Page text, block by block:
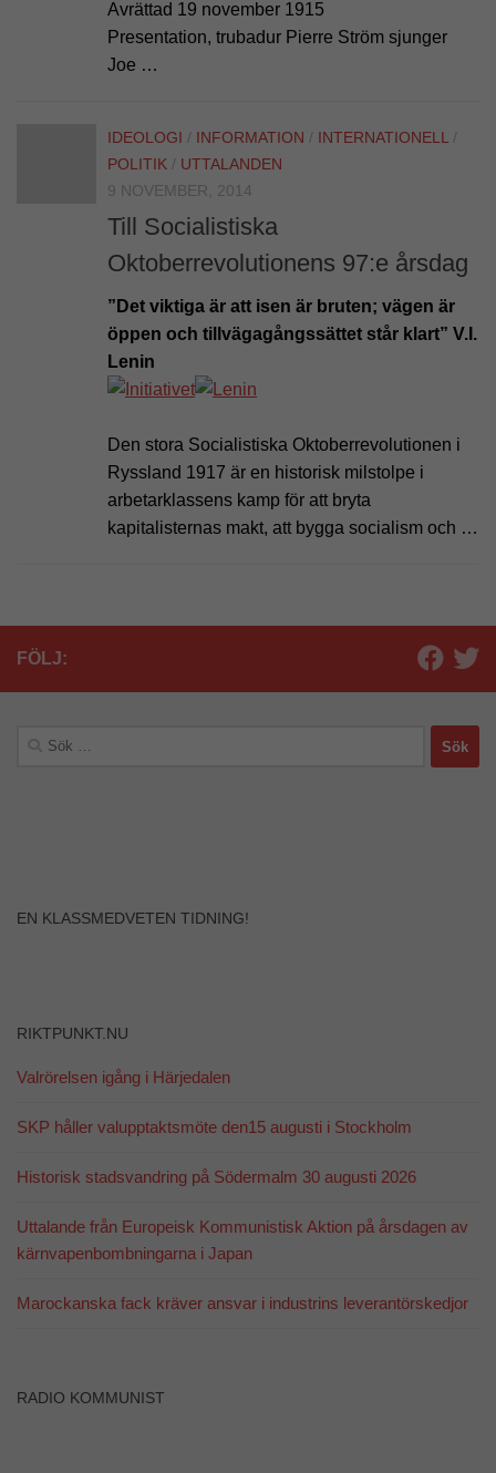
Avrättad 19 november 1915
Presentation, trubadur Pierre Ström sjunger
Joe …
IDEOLOGI / INFORMATION / INTERNATIONELL /
POLITIK / UTTALANDEN
9 NOVEMBER, 2014
Till Socialistiska
Oktoberrevolutionens 97:e årsdag
”Det viktiga är att isen är bruten; vägen är
öppen och tillvägagångssättet står klart” V.I.
Lenin
Den stora Socialistiska Oktoberrevolu­tionen i
Ryssland 1917 är en historisk milstolpe i
arbetarklassens kamp för att bryta
kapitalisternas makt, att bygga socialism och …
FÖLJ:
EN KLASSMEDVETEN TIDNING!
RIKTPUNKT.NU
Valrörelsen igång i Härjedalen
SKP håller valupptaktsmöte den15 augusti i Stockholm
Historisk stadsvandring på Södermalm 30 augusti 2026
Uttalande från Europeisk Kommunistisk Aktion på årsdagen av
kärnvapenbombningarna i Japan
Marockanska fack kräver ansvar i industrins leverantörskedjor
RADIO KOMMUNIST
går inte att
behövs för att
fungera.